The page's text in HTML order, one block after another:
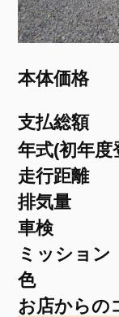
本体価格
支払総額
年式(初年度
走行距離
排気量
車検
ミッション
色
お店からの